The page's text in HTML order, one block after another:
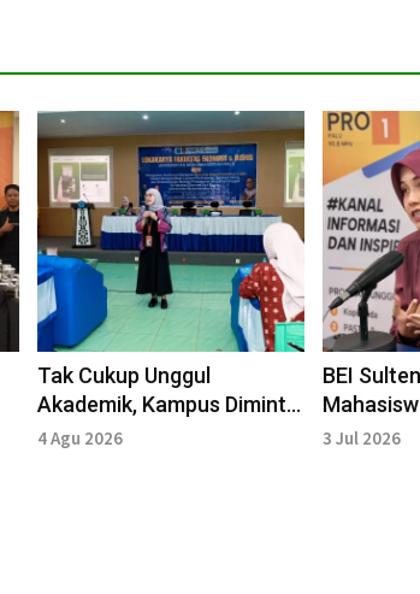
Tak Cukup Unggul
Akademik, Kampus Diminta
Cetak Lulusan Pembawa
4 Agu 2026
BEI
3 Jul 2026